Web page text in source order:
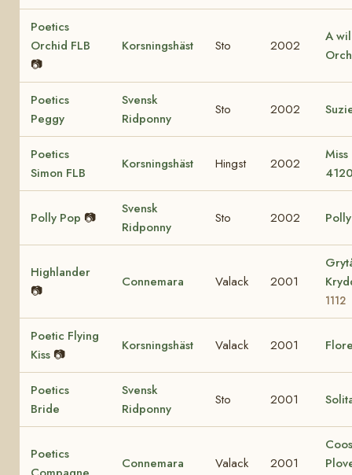
Poetics
Orchid FLB
📷
Korsningshäst Sto 2002
A
Poetics
Peggy
Svensk
Ridponny
Sto 2002
Poetics
Simon FLB
Korsningshäst Hingst 2002
Miss
Polly Pop 📷
Svensk
Ridponny
Sto 2002
Highlander
📷
Connemara Valack 2001
1112
Poetic Flying
Kiss 📷
Korsningshäst Valack 2001
Poetics
Bride
Svensk
Ridponny
Sto 2001
Poetics
Connemara Valack 2001